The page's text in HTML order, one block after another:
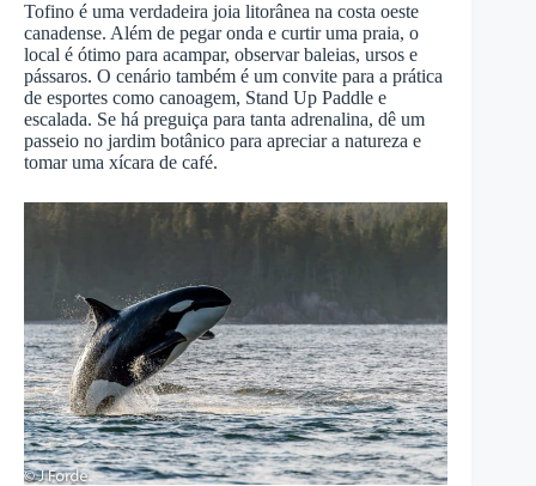
Tofino é uma verdadeira joia litorânea na costa oeste
canadense. Além de pegar onda e curtir uma praia, o
local é ótimo para acampar, observar baleias, ursos e
pássaros. O cenário também é um convite para a prática
de esportes como canoagem, Stand Up Paddle e
escalada. Se há preguiça para tanta adrenalina, dê um
passeio no jardim botânico para apreciar a natureza e
tomar uma xícara de café.